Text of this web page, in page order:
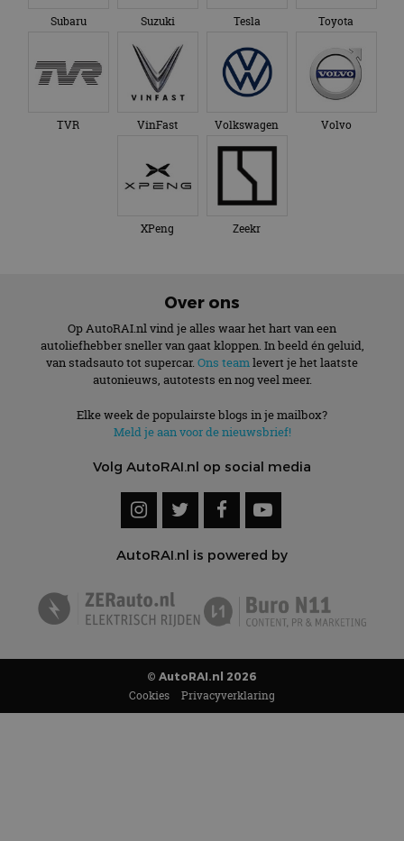
Subaru Suzuki Tesla Toyota
TVR VinFast Volkswagen Volvo
XPeng Zeekr
Over ons
Op AutoRAI.nl vind je alles waar het hart van een
autoliefhebber sneller van gaat kloppen. In beeld én geluid,
van stadsauto tot supercar. Ons teamlevert je het laatste
autonieuws, autotests en nog veel meer.
Elke week de populairste blogs in je mailbox?
Meld je aan voor de nieuwsbrief!
Volg AutoRAI.nl op social media
AutoRAI.nl is powered by
© AutoRAI.nl 2026
Cookies Privacyverklaring